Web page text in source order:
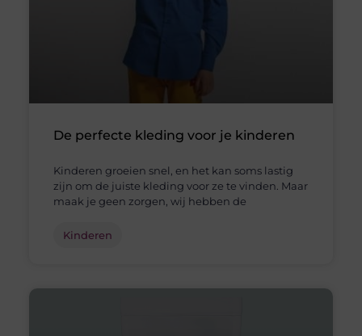
De perfecte kleding voor je kinderen
Kinderen groeien snel, en het kan soms lastig
zijn om de juiste kleding voor ze te vinden. Maar
maak je geen zorgen, wij hebben de
Kinderen